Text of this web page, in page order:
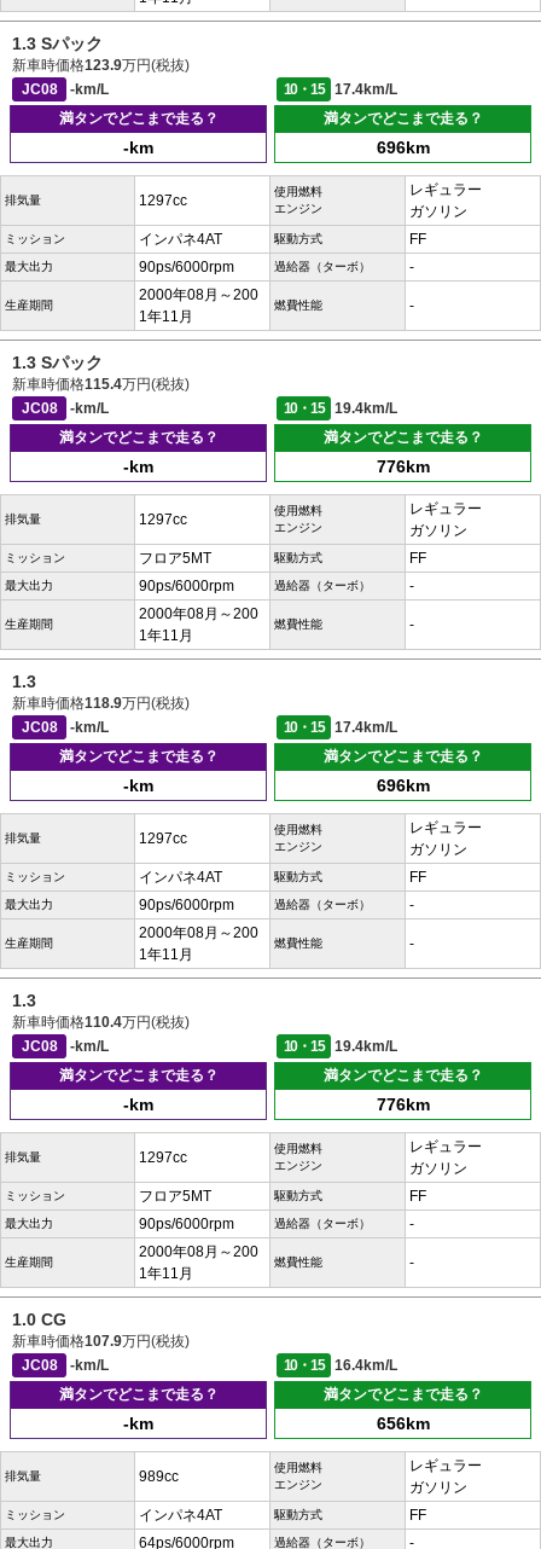
1.3 Sパック
新車時価格123.9万円(税抜)
JC08
-km/L 10・15
17.4km/L
満タンでどこまで走る？
-km
満タンでどこまで走る？
696km
排気量 1297cc
使用燃料
エンジン
レギュラー
ガソリン
ミッション インパネ4AT 駆動方式 FF
最大出力 90ps/6000rpm 過給器（ターボ） -
生産期間
2000年08月～200
1年11月
燃費性能 -
1.3 Sパック
新車時価格115.4万円(税抜)
JC08
-km/L 10・15
19.4km/L
満タンでどこまで走る？
-km
満タンでどこまで走る？
776km
排気量 1297cc
使用燃料
エンジン
レギュラー
ガソリン
ミッション フロア5MT 駆動方式 FF
最大出力 90ps/6000rpm 過給器（ターボ） -
生産期間
2000年08月～200
1年11月
燃費性能 -
1.3
新車時価格118.9万円(税抜)
JC08
-km/L 10・15
17.4km/L
満タンでどこまで走る？
-km
満タンでどこまで走る？
696km
排気量 1297cc
使用燃料
エンジン
レギュラー
ガソリン
ミッション インパネ4AT 駆動方式 FF
最大出力 90ps/6000rpm 過給器（ターボ） -
生産期間
2000年08月～200
1年11月
燃費性能 -
1.3
新車時価格110.4万円(税抜)
JC08
-km/L 10・15
19.4km/L
満タンでどこまで走る？
-km
満タンでどこまで走る？
776km
排気量 1297cc
使用燃料
エンジン
レギュラー
ガソリン
ミッション フロア5MT 駆動方式 FF
最大出力 90ps/6000rpm 過給器（ターボ） -
生産期間
2000年08月～200
1年11月
燃費性能 -
1.0 CG
新車時価格107.9万円(税抜)
JC08
-km/L 10・15
16.4km/L
満タンでどこまで走る？
-km
満タンでどこまで走る？
656km
排気量 989cc
使用燃料
エンジン
レギュラー
ガソリン
ミッション インパネ4AT 駆動方式 FF
最大出力 64ps/6000rpm 過給器（ターボ） -